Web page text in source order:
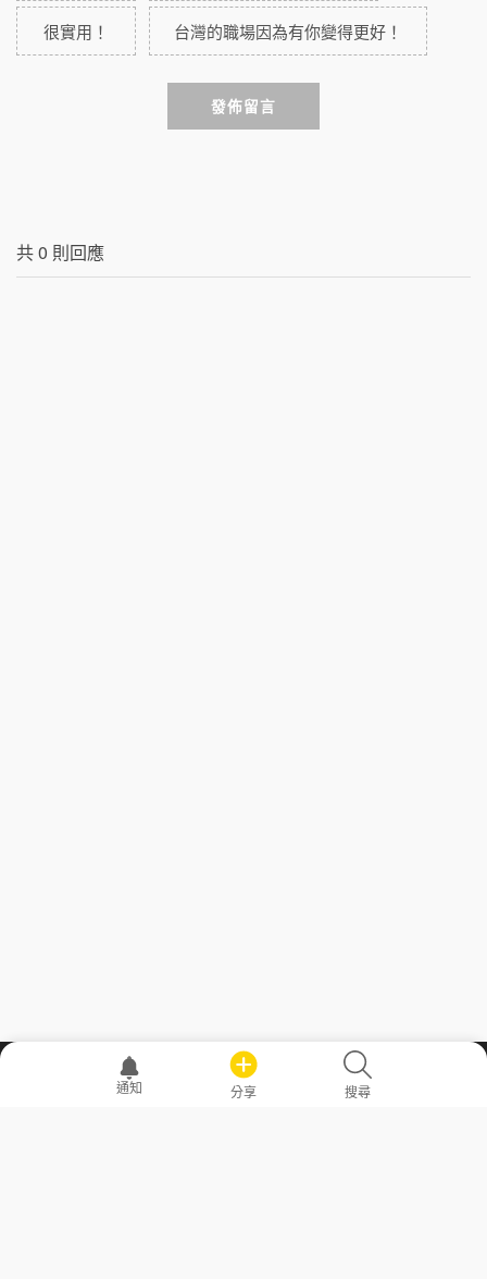
很實用！ 台灣的職場因為有你變得更好！
發佈留言
共0 則回應
職場透明化運動
通知 分享 搜尋